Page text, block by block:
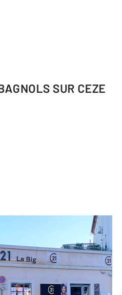
SUR CEZE
Jean Perrin
CEZE - 30200
un message